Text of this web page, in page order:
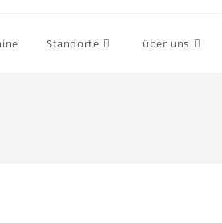
Standorte über uns